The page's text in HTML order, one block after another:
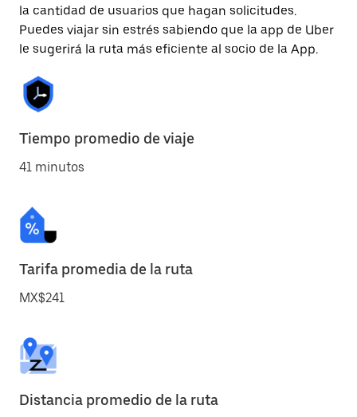
la cantidad de usuarios que hagan solicitudes.
Puedes viajar sin estrés sabiendo que la app de Uber
le sugerirá la ruta más eficiente al socio de la App.
Tiempo promedio de viaje
41 minutos
Tarifa promedia de la ruta
MX$241
Distancia promedio de la ruta